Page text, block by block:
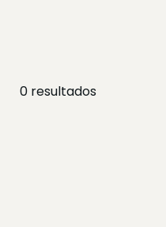
0 resultados